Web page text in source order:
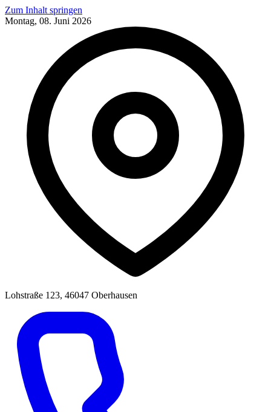
Zum Inhalt springen
Montag, 08. Juni 2026
Lohstraße 123, 46047 Oberhausen